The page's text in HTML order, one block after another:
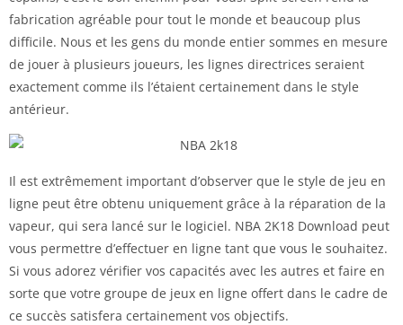
fabrication agréable pour tout le monde et beaucoup plus
difficile. Nous et les gens du monde entier sommes en mesure
de jouer à plusieurs joueurs, les lignes directrices seraient
exactement comme ils l’étaient certainement dans le style
antérieur.
Il est extrêmement important d’observer que le style de jeu en
ligne peut être obtenu uniquement grâce à la réparation de la
vapeur, qui sera lancé sur le logiciel. NBA 2K18 Download peut
vous permettre d’effectuer en ligne tant que vous le souhaitez.
Si vous adorez vérifier vos capacités avec les autres et faire en
sorte que votre groupe de jeux en ligne offert dans le cadre de
ce succès satisfera certainement vos objectifs.